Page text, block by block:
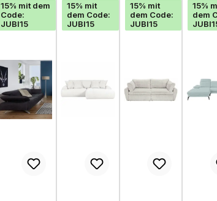
15% mit dem
Code:
JUBI15
15% mit
dem Code:
JUBI15
15% mit
dem Code:
JUBI15
15%
dem